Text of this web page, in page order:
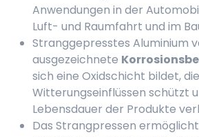
Anwendungen in der
Luft- und Raumfahrt und im
Stranggepresstes Aluminium
ausgezeichnete
sich eine Oxidschicht bildet,
Witterungseinflüssen schützt
Lebensdauer der Produkte
Das Strangpressen